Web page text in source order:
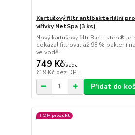
Kartušový filtr antibakteriální pro
vířivky NetSpa (3 ks)
Nový kartušový filtr Bacti-stop® je
dokázal filtrovat až 98 % bakterií
ve vodě.
749 Kč/sada
619 Kč bez DPH
Přidat do
TOP produkt